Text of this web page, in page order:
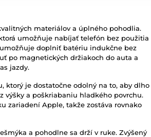
materiálov a úplného pohodlia.
umožňuje nabíjať telefón bez použitia
doplniť batériu indukčne bez
po magnetických držiakoch do auta a
jazdy.
ktorý je dostatočne odolný na to, aby dlho
a poškriabaniu hladkého povrchu.
zariadení Apple, takže zostáva rovnako
a pohodlne sa drží v ruke. Zvýšený